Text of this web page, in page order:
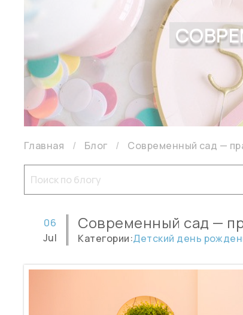
Главная Блог Современный сад —
Современный сад —
06
Jul
Категории:Детский день